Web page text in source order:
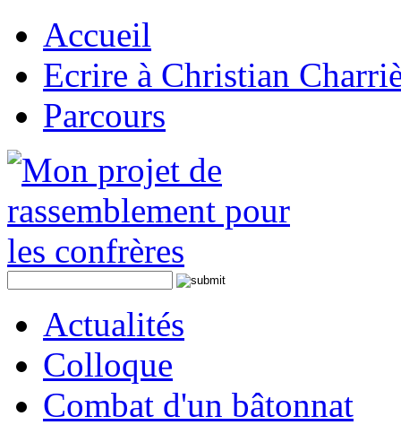
Accueil
Ecrire à Christian
Parcours
Actualités
Colloque
Combat d'un bâtonnat